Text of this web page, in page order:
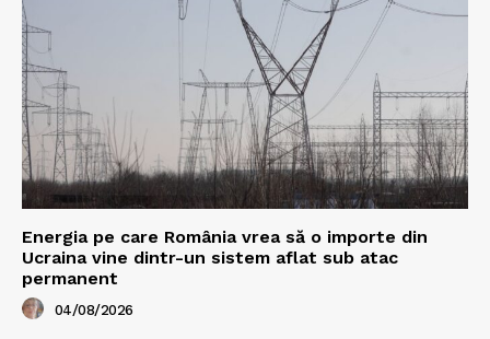
Energia pe care România vrea să o importe din
Ucraina vine dintr-un sistem aflat sub atac
permanent
04/08/2026